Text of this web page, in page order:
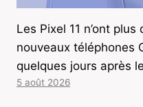
Les Pixel 11 n’ont
nouveaux téléphones
quelques jours après
5 août 2026